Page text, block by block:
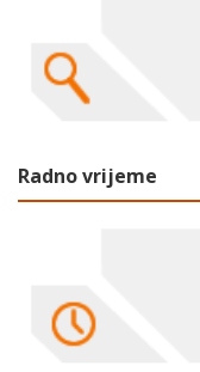
Radno vrijeme